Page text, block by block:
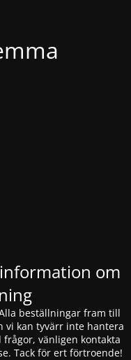
om
beställningar fram till
vi kan tyvärr inte hantera
vänligen kontakta
. Tack för ert förtroende!